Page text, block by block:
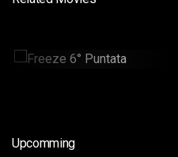
Freeze 6° Puntata
Upcomming